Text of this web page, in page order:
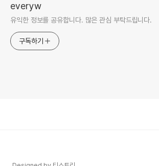
everyw
유익한 정보를 공유합니다. 많은 관심 부탁드립니다.
구독하기